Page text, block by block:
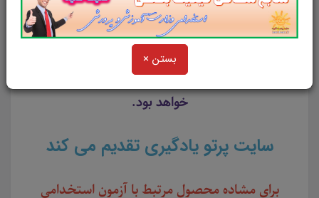
بستن ×
مجموعه سوالات تستی قانون عملیات بانکی بدون
شرکت کنندگان آزمون استخدامی بانک ها را در
مرور سریع مفاهیم و موضوعات مهم یاری رسان
خواهد بود.
سایت پرتو یادگیری تقدیم می کند
برای مشاده محصول مرتبط با آزمون استخدامی